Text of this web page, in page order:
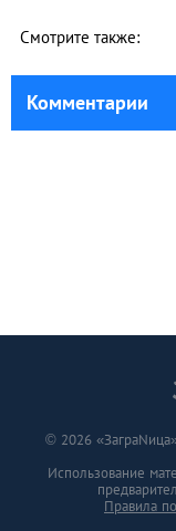
Смотрите также:
Комментарии
© 2026
Использование
Правила